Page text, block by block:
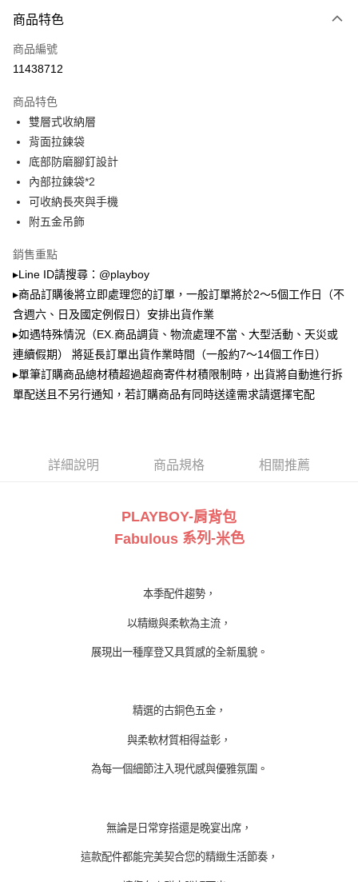
2.付款方式選擇「大哥付你分期」，訂單成立後會自動跳轉到大哥付的交易
成交易。
3.實際核准額度、可分期數及費用金額請依後續交易確認頁面所載為準。
消。如遇「轉專審核」未通過狀況，表示未達大哥付你分期系統評分，恕無
法說明評估內容。
【繳款方式說明】
1.分期款項不併入電信帳單，「大哥付你分期」於每月結算日後寄送繳費提
2.透過簡訊連結打開帳單後，可選擇「超商條碼／台灣大直營門市／銀行轉
帳／街口支付／iPASS MONEY」等通路繳費。
【注意事項】
1.本服務係由「台灣大哥大股份有限公司」（以下簡稱本公司）所提供，讓
買賣價金債權讓與本公司後，依約使用本公司帳單繳交帳款。
2.基於同意付款使用「大哥付你分期」之契約關係目的，商店將以您的個人
資料（包含姓名、電話或地址）提供予台灣大哥大進項蒐集、處理及利用，
由本公司與您本人進行分期帳單所需資料之確認、核對及更正。
3.完整用戶服務條款，請詳閱以下連結：https://oppay.tw/userRule
運送方式
全家取貨付款
付款後全家取貨
每筆NT$100，滿NT$700(含以上)免運費
每筆NT$100，滿NT$900(含以上)免運費
付款後萊爾富取貨
7-11取貨付款
每筆NT$100，滿NT$900(含以上)免運費
付款後7-11取貨
每筆NT$100，滿NT$700(含以上)免運費
宅配
每筆NT$100，滿NT$700(含以上)免運費
商品特色
商品編號
11438712
商品特色
雙層式收納層
背面拉鍊袋
底部防磨腳釘設計
內部拉鍊袋*2
可收納長夾與手機
附五金吊飾
銷售重點
▸Line ID請搜尋：@playboy
▸商品訂購後將立即處理您的訂單，一般訂單將於2～5個工作日（不
含週六、日及國定例假日）安排出貨作業
▸如遇特殊情況（EX.商品調貨、物流處理不當、大型活動、天災或
連續假期） 將延長訂單出貨作業時間（一般約7～14個工作日）
▸單筆訂購商品總材積超過超商寄件材積限制時，出貨將自動進行拆
單配送且不另行通知，若訂購商品有同時送達需求請選擇宅配
詳細說明 商品規格 相關推薦
PLAYBOY-肩背包
Fabulous 系列 -米色
本季配件趨勢，
以精緻與柔軟為主流，
展現出一種摩登又具質感的全新風貌。
精選的古銅色五金，
與柔軟材質相得益彰，
為每一個細節注入現代感與優雅氛圍。
無論是日常穿搭還是晚宴出席，
這款配件都能完美契合您的精緻生活節奏，